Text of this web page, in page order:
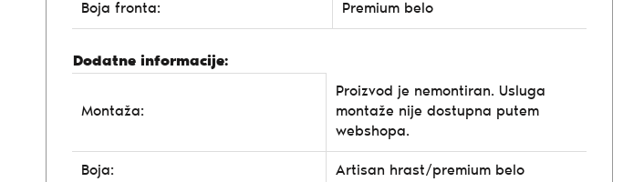
Boja fronta: Premium belo
Dodatne informacije:
Montaža:
Proizvod je nemontiran. Usluga
montaže nije dostupna putem
webshopa.
Boja: Artisan hrast/premium belo